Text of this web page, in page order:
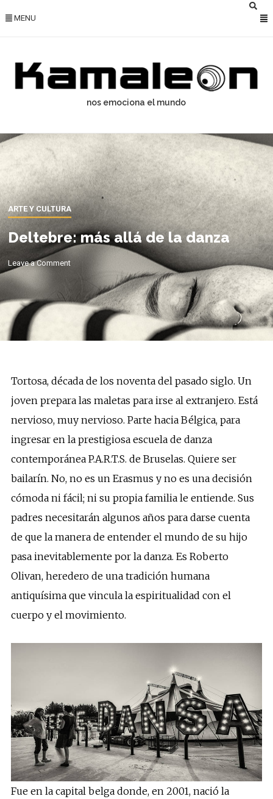
MENU
nos emociona el mundo
ARTE Y CULTURA
Deltebre: más allá de la danza
Leave a Comment
Tortosa, década de los noventa del pasado siglo. Un
joven prepara las maletas para irse al extranjero. Está
nervioso, muy nervioso. Parte hacia Bélgica, para
ingresar en la prestigiosa escuela de danza
contemporánea P.A.R.T.S. de Bruselas. Quiere ser
bailarín. No, no es un Erasmus y no es una decisión
cómoda ni fácil; ni su propia familia le entiende. Sus
padres necesitarán algunos años para darse cuenta
de que la manera de entender el mundo de su hijo
pasa inevitablemente por la danza. Es Roberto
Olivan, heredero de una tradición humana
antiquísima que vincula la espiritualidad con el
cuerpo y el movimiento.
Fue en la capital belga donde, en 2001, nació la